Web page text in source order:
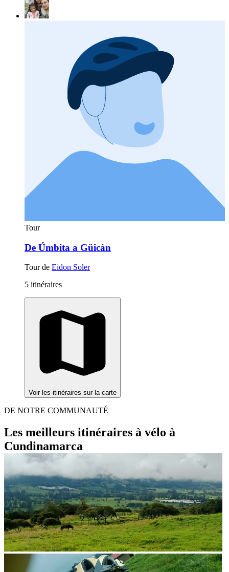
Tour
De Úmbita a Güicán
Tour de Eidon Soler
5 itinéraires
Voir les itinéraires sur la carte
DE NOTRE COMMUNAUTÉ
Les meilleurs itinéraires à vélo à
Cundinamarca